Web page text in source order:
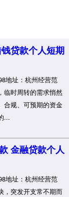
贷款个人短期
地址：杭州经营范
临时周转的需求悄然
合规、可预期的资金
...
金融贷款个人
地址：杭州经营范
，突发开支常不期而